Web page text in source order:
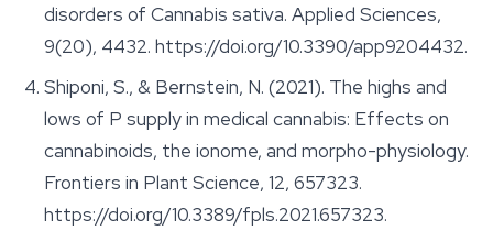
disorders of Cannabis sativa. Applied Sciences,
9(20), 4432. https://doi.org/10.3390/app9204432.
Shiponi, S., & Bernstein, N. (2021). The highs and
lows of P supply in medical cannabis: Effects on
cannabinoids, the ionome, and morpho-physiology.
Frontiers in Plant Science, 12, 657323.
https://doi.org/10.3389/fpls.2021.657323.